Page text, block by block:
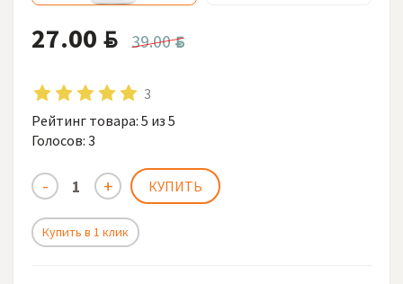
39.00BYN
27.00 BYN
3
Рейтинг товара: 5 из 5
Голосов: 3
Купить в 1 клик